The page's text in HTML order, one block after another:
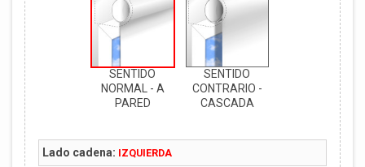
SENTIDO
NORMAL - A
PARED
SENTIDO
CONTRARIO -
CASCADA
Lado cadena: IZQUIERDA